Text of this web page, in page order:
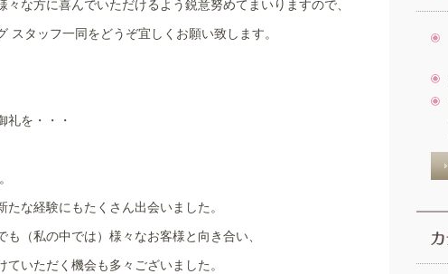
な方に喜んでいただけるよう鋭意努めてまいりますので、
スタッフ一同をどうぞ宜しくお願い致します。
礼を・・・
な経験にもたくさん出会いました。
（私の中では）様々なお客様と向き合い、
いただく機会も多々ございました。